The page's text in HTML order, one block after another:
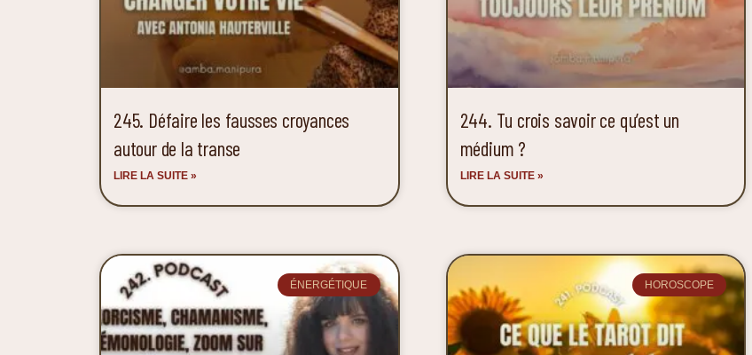
245. Défaire les fausses croyances
autour de la transe
LIRE LA SUITE »
244. Tu crois savoir ce qu’est un
médium ?
LIRE LA SUITE »
ÉNERGÉTIQUE HOROSCOPE